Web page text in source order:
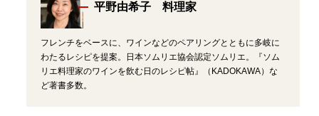
平野由希子 料理家
フレンチをベースに、ワインなどのペアリングとともに多岐に
わたるレシピを提案。日本ソムリエ協会認定ソムリエ。『ソム
リエ料理家のワインを飲む日のレシピ帖』（KADOKAWA）な
ど著書多数。